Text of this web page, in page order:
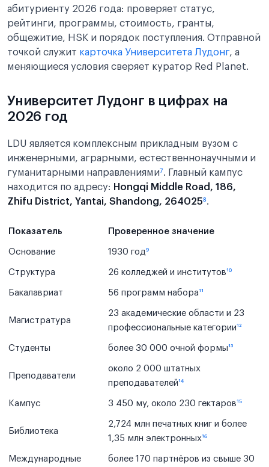
абитуриенту 2026 года: проверяет статус,
рейтинги, программы, стоимость, гранты,
общежитие, HSK и порядок поступления. Отправной
точкой служит карточка Университета Лудонг, а
меняющиеся условия сверяет куратор Red Planet.
Университет Лудонг в цифрах на
2026 год
LDU является комплексным прикладным вузом с
инженерными, аграрными, естественнонаучными и
гуманитарными направлениями⁷. Главный кампус
находится по адресу: Hongqi Middle Road, 186,
Zhifu District, Yantai, Shandong, 264025⁸.
Показатель Проверенное значение
Основание 1930 год⁹
Структура 26 колледжей и институтов¹⁰
Бакалавриат 56 программ набора¹¹
Магистратура
23 академические области и 23
профессиональные категории¹²
Студенты более 30 000 очной формы¹³
Преподаватели
около 2 000 штатных
преподавателей¹⁴
Кампус 3 450 му, около 230 гектаров¹⁵
Библиотека
2,724 млн печатных книг и более
1,35 млн электронных¹⁶
Международные
более 170 партнёров из свыше 30